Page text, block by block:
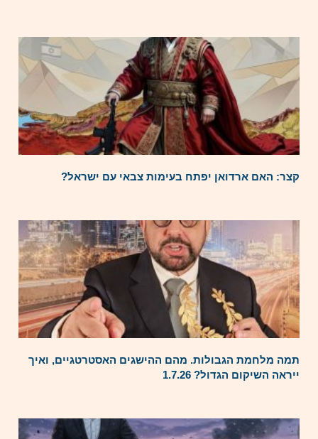
קצר: האם ארדואן יפתח בעימות צבאי עם ישראל?
תמה מלחמת הגבולות. מהם ההישגים האסטרטגיים, ואיך
ייראה השיקום הגדול? 1.7.26